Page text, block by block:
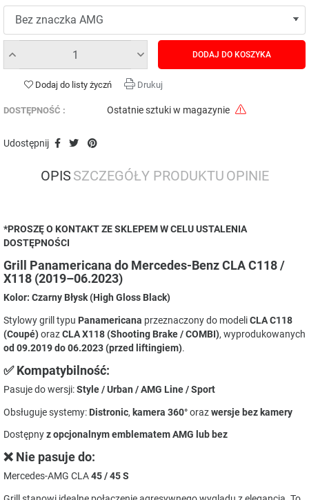
DODAJ DO KOSZYKA
Dodaj do listy życzń Drukuj
DOSTĘPNOŚĆ : Ostatnie sztuki w magazynie
Udostępnij
OPIS SZCZEGÓŁY PRODUKTU OPINIE
*PROSZĘ O KONTAKT ZE SKLEPEM W CELU USTALENIA
DOSTĘPNOŚCI
Grill Panamericana do Mercedes-Benz CLA C118 /
X118 (2019–06.2023)
Kolor: Czarny Błysk (High Gloss Black)
Stylowy grill typu Panamericana przeznaczony do modeliCLA C118
(Coupé)orazCLA X118 (Shooting Brake / COMBI), wyprodukowanych
od 09.2019 do 06.2023 (przed liftingiem).
✅ Kompatybilność:
Pasuje do wersji:Style / Urban / AMG Line / Sport
Obsługuje systemy: Distronic, kamera 360°orazwersje bez kamery
Dostępnyz opcjonalnym emblematem AMG lub bez
❌ Nie pasuje do:
Mercedes-AMG CLA45 / 45 S